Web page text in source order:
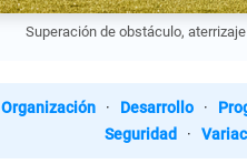
Superación de obstáculo,
Organización · Desarrollo ·
Seguridad
·